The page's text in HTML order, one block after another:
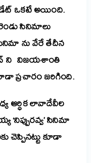
ఒకటే అయింది.
సినిమాలు
ను వేరే తేదీన
ని విజయశాంతి
ప్రచారం జరిగింది.
ఆర్ధిక లావాదేవీల
సినిమా
చెప్పినట్టు కూడా